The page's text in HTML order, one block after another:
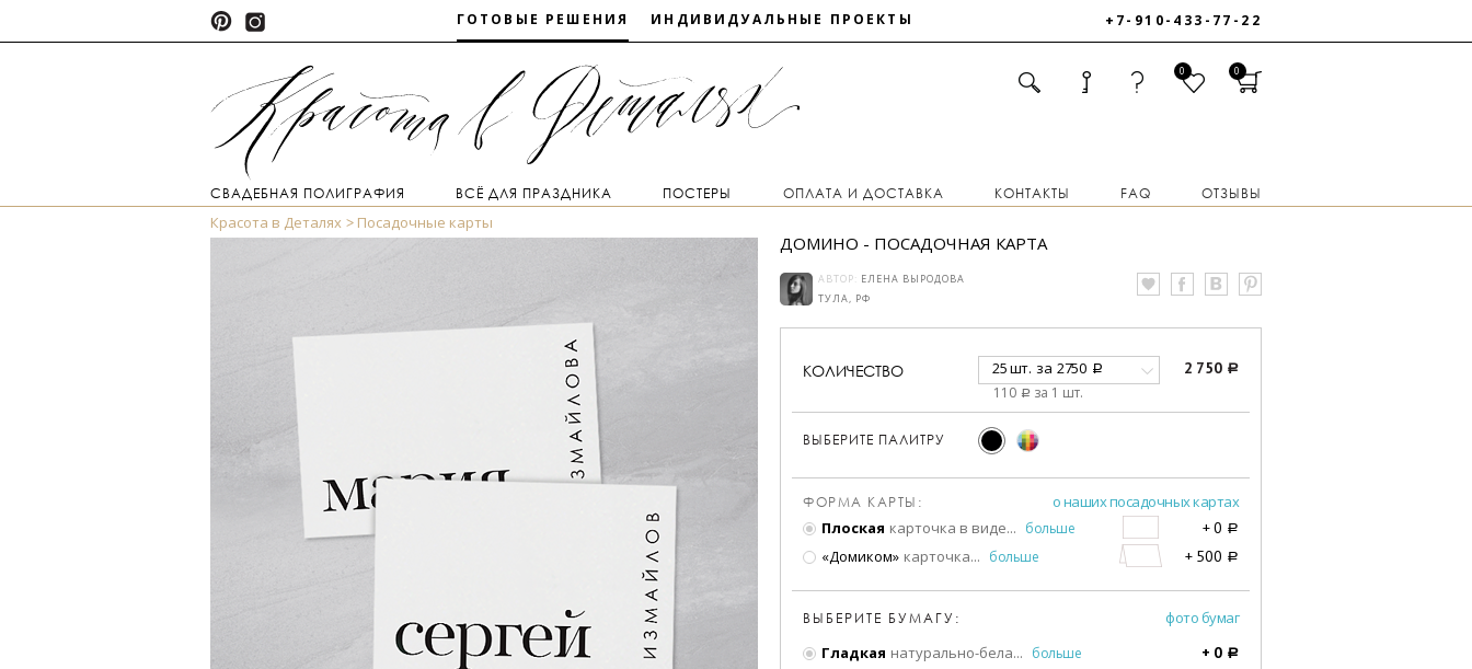
ГОТОВЫЕ РЕШЕНИЯ ИНДИВИДУАЛЬНЫЕ ПРОЕКТЫ +7-910-433-77-22
0 0
СВАДЕБНАЯ ПОЛИГРАФИЯ ВСЁ ДЛЯ ПРАЗДНИКА ПОСТЕРЫ ОПЛАТА И ДОСТАВКА КОНТАКТЫ FAQ ОТЗЫВЫ
Красота в Деталях Посадочные карты
ДОМИНО - ПОСАДОЧНАЯ КАРТА
АВТОР: ЕЛЕНА ВЫРОДОВА
ТУЛА, РФ
КОЛИЧЕСТВО 25 шт. за 2750 a
110 a за 1 шт.
2 750 a
ВЫБЕРИТЕ ПАЛИТРУ
ФОРМА КАРТЫ:
о наших посадочных картах
Плоская карточка в виде... больше + 0 a
«Домиком» карточка... больше + 500 a
ВЫБЕРИТЕ БУМАГУ:
фото бумаг
Гладкая натурально-бела... больше + 0 a